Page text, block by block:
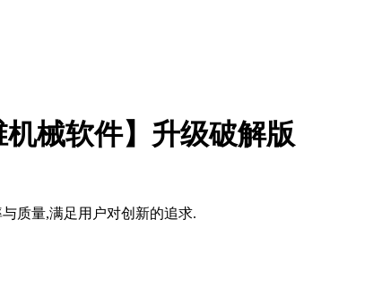
械软件】升级破解版
质量,满足用户对创新的追求.